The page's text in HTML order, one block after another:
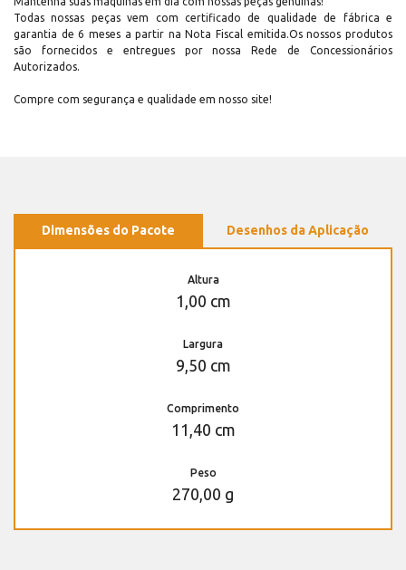
Todas nossas peças vem com certificado de qualidade de fábrica e
garantia de 6 meses a partir na Nota Fiscal emitida.Os nossos produtos
são fornecidos e entregues por nossa Rede de Concessionários
Autorizados.
Compre com segurança e qualidade em nosso site!
Dimensões do Pacote Desenhos da Aplicação
Altura
1,00 cm
Largura
9,50 cm
Comprimento
11,40 cm
Peso
270,00 g